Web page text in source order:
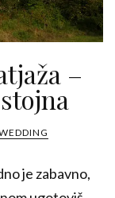
–
je zabavno,